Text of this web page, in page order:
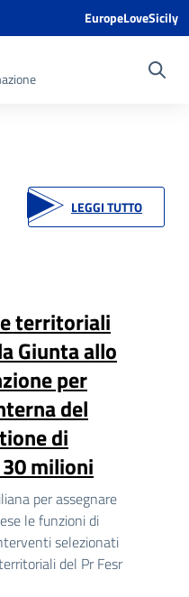
EuropeLoveSicily
LEGGI TUTTO
territoriali
Giunta allo
per
del
di
milioni
per assegnare
le funzioni di
selezionati
del Pr Fesr